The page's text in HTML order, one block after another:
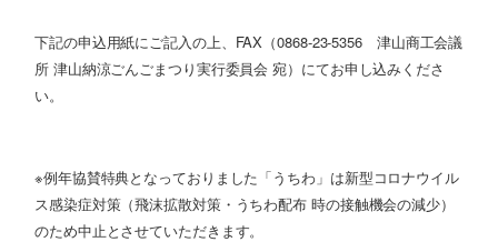
下記の申込用紙にご記入の上、FAX（0868-23-5356 津山商工会議
所 津山納涼ごんごまつり実行委員会 宛）にてお申し込みくださ
い。
※例年協賛特典となっておりました「うちわ」は新型コロナウイル
ス感染症対策（飛沫拡散対策・うちわ配布 時の接触機会の減少）
のため中止とさせていただきます。